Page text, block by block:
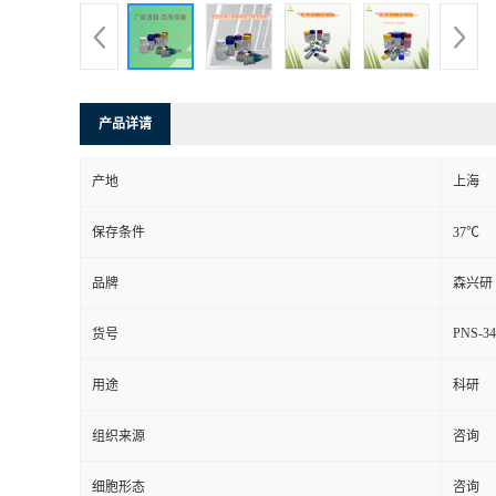
产品详请
产地 上海
保存条件 37℃
品牌 森兴研
货号 PNS-
用途 科研
组织来源 咨询
细胞形态 咨询